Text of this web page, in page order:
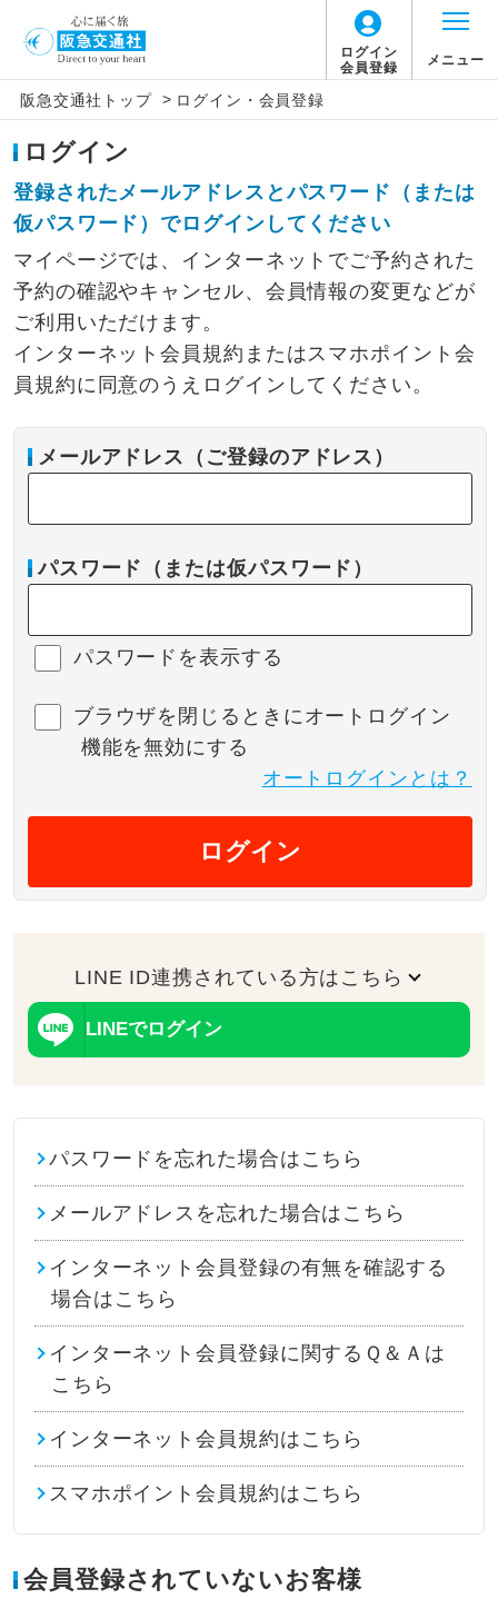
ログイン
会員登録
メニュー
阪急交通社トップ > ログイン・会員登録
ログイン
登録されたメールアドレスとパスワード（または
仮パスワード）でログインしてください
マイページでは、インターネットでご予約された
予約の確認やキャンセル、会員情報の変更などが
ご利用いただけます。
インターネット会員規約またはスマホポイント会
員規約に同意のうえログインしてください。
メールアドレス（ご登録のアドレス）
パスワード（または仮パスワード）
パスワードを表示する
ブラウザを閉じるときにオートログイン
機能を無効にする
オートログインとは？
ログイン
LINE ID連携されている方はこちら
LINEでログイン
パスワードを忘れた場合はこちら
メールアドレスを忘れた場合はこちら
インターネット会員登録の有無を確認する
場合はこちら
インターネット会員登録に関するＱ＆Ａは
こちら
インターネット会員規約はこちら
スマホポイント会員規約はこちら
会員登録されていないお客様